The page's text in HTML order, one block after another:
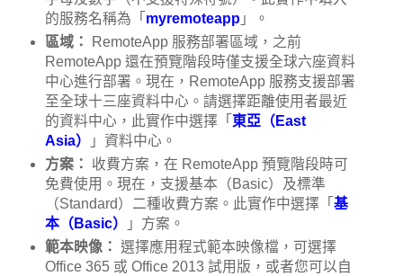
的服務名稱為「 myremoteapp」。
區域：
RemoteApp 服務部署區域，之前
RemoteApp 還在預覽階段時僅支援全球六座資料
中心進行部署。現在，RemoteApp 服務支援部署
至全球十三座資料中心。請選擇距離使用者最近
的資料中心，此實作中選擇「 東亞（East
Asia）
」資料中心。
方案：
收費方案，在 RemoteApp 預覽階段時可
免費使用。現在，支援基本（Basic）及標準
（Standard）二種收費方案。此實作中選擇「 基
本（Basic）
」方案。
範本映像： 選擇應用程式範本映像檔，可選擇
Office 365 或 Office 2013 試用版，或者您可以自